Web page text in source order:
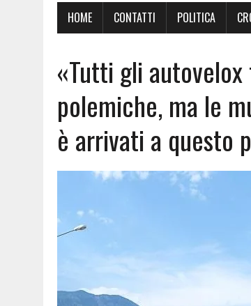
HOME CONTATTI POLITICA
«Tutti gli autovelox
polemiche, ma le
è arrivati a questo